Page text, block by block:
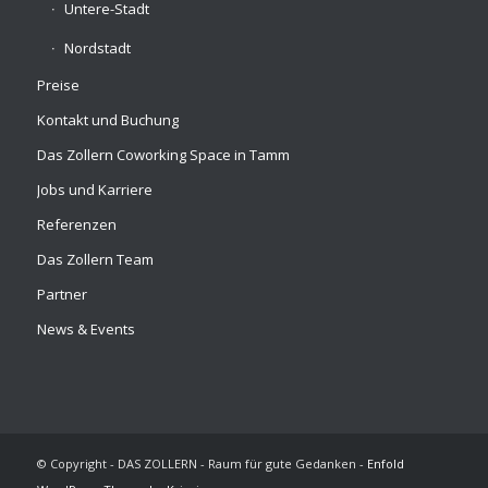
Untere-Stadt
Nordstadt
Preise
Kontakt und Buchung
Das Zollern Coworking Space in Tamm
Jobs und Karriere
Referenzen
Das Zollern Team
Partner
News & Events
© Copyright - DAS ZOLLERN - Raum für gute Gedanken - Enfold